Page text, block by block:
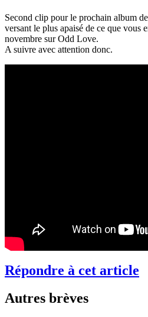
Second clip pour le prochain album
versant le plus apaisé de ce que vous
novembre sur Odd Love.
A suivre avec attention donc.
Répondre à cet article
Autres brèves